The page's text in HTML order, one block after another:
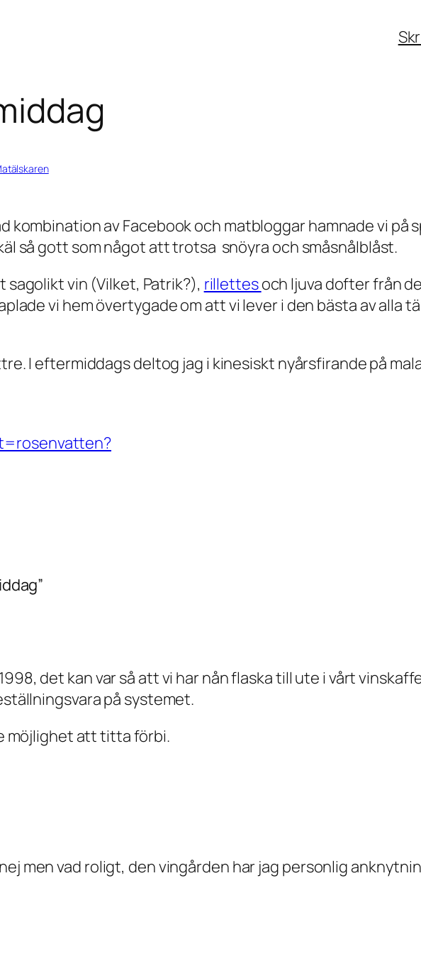
kombination av Facebook och matbloggar hamnade vi på
så gott som något att trotsa snöyra och småsnålblåst.
sagolikt vin (Vilket, Patrik?), rillettesoch ljuva dofter från
vi hem övertygade om att vi lever i den bästa av alla
I eftermiddags deltog jag i kinesiskt nyårsfirande på
det kan var så att vi har nån flaska till ute i vårt
på systemet.
möjlighet att titta förbi.
men vad roligt, den vingården har jag personlig